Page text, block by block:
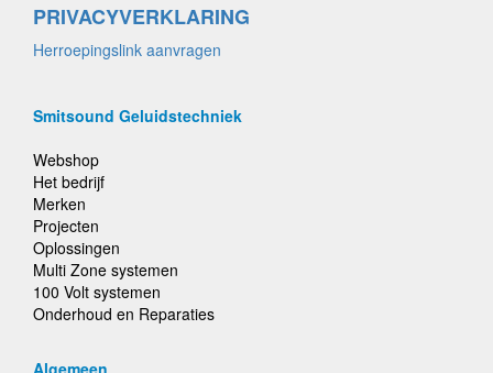
PRIVACYVERKLARING
Herroepingslink aanvragen
Smitsound Geluidstechniek
Webshop
Het bedrijf
Merken
Projecten
Oplossingen
Multi Zone systemen
100 Volt systemen
Onderhoud en Reparaties
Algemeen